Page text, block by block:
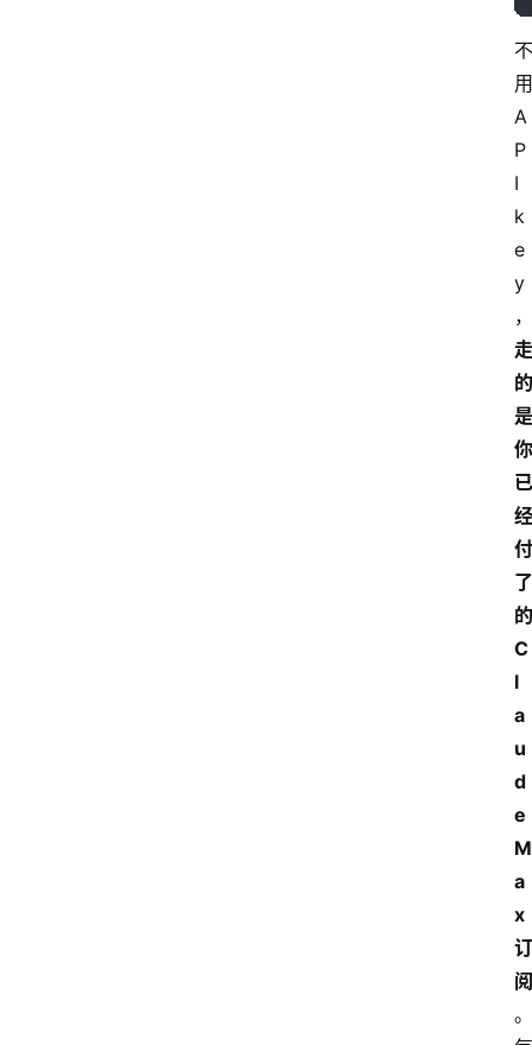
不
用
A
P
I
k
e
y
，
走
的
是
你
已
经
付
了
的
C
l
a
u
d
e
M
a
x
订
阅
。